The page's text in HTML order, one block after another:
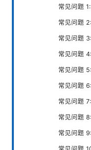
常见问题
常见问题
常见问题
常见问题
常见问题
常见问题
常见问题
常见问题
常见问题